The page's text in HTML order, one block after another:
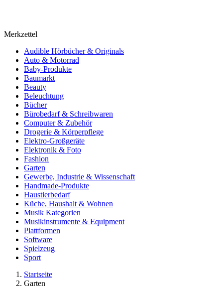
Merkzettel
Audible Hörbücher & Originals
Auto & Motorrad
Baby-Produkte
Baumarkt
Beauty
Beleuchtung
Bücher
Bürobedarf & Schreibwaren
Computer & Zubehör
Drogerie & Körperpflege
Elektro-Großgeräte
Elektronik & Foto
Fashion
Garten
Gewerbe, Industrie & Wissenschaft
Handmade-Produkte
Haustierbedarf
Küche, Haushalt & Wohnen
Musik Kategorien
Musikinstrumente & Equipment
Plattformen
Software
Spielzeug
Sport
Startseite
Garten